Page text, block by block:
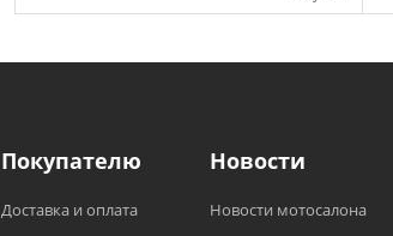
Покупателю
Доставка и оплата
Новости
Новости мотосалона